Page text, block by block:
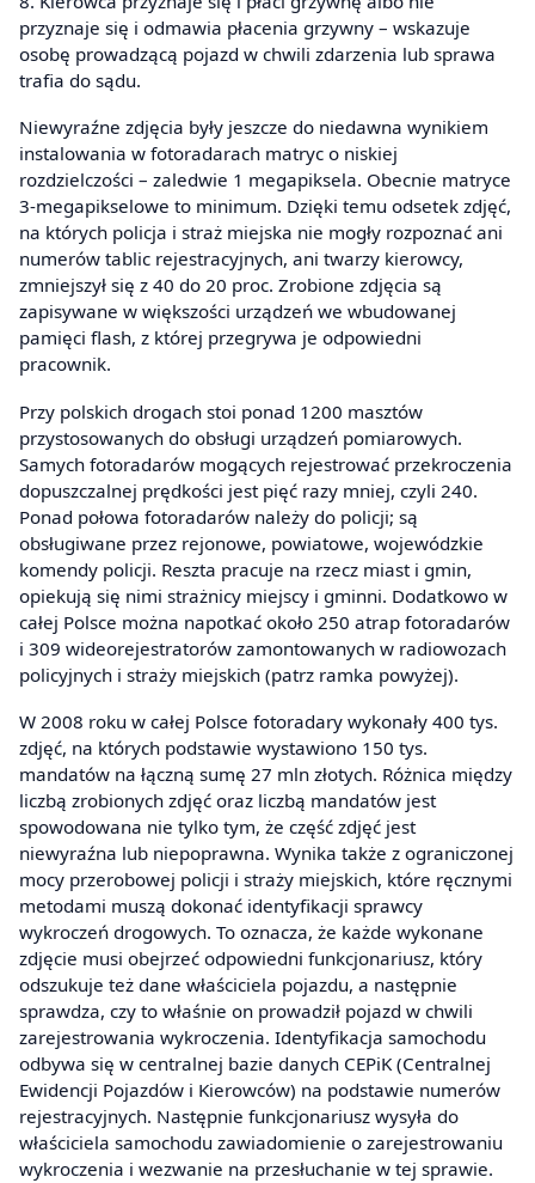
przyznaje się i odmawia płacenia grzywny – wskazuje
osobę prowadzącą pojazd w chwili zdarzenia lub sprawa
trafia do sądu.
Niewyraźne zdjęcia były jeszcze do niedawna wynikiem
instalowania w fotoradarach matryc o niskiej
rozdzielczości – zaledwie 1 megapiksela. Obecnie matryce
3-megapikselowe to minimum. Dzięki temu odsetek zdjęć,
na których policja i straż miejska nie mogły rozpoznać ani
numerów tablic rejestracyjnych, ani twarzy kierowcy,
zmniejszył się z 40 do 20 proc. Zrobione zdjęcia są
zapisywane w większości urządzeń we wbudowanej
pamięci flash, z której przegrywa je odpowiedni
pracownik.
Przy polskich drogach stoi ponad 1200 masztów
przystosowanych do obsługi urządzeń pomiarowych.
Samych fotoradarów mogących rejestrować przekroczenia
dopuszczalnej prędkości jest pięć razy mniej, czyli 240.
Ponad połowa fotoradarów należy do policji; są
obsługiwane przez rejonowe, powiatowe, wojewódzkie
komendy policji. Reszta pracuje na rzecz miast i gmin,
opiekują się nimi strażnicy miejscy i gminni. Dodatkowo w
całej Polsce można napotkać około 250 atrap fotoradarów
i 309 wideorejestratorów zamontowanych w radiowozach
policyjnych i straży miejskich (patrz ramka powyżej).
W 2008 roku w całej Polsce fotoradary wykonały 400 tys.
zdjęć, na których podstawie wystawiono 150 tys.
mandatów na łączną sumę 27 mln złotych. Różnica między
liczbą zrobionych zdjęć oraz liczbą mandatów jest
spowodowana nie tylko tym, że część zdjęć jest
niewyraźna lub niepoprawna. Wynika także z ograniczonej
mocy przerobowej policji i straży miejskich, które ręcznymi
metodami muszą dokonać identyfikacji sprawcy
wykroczeń drogowych. To oznacza, że każde wykonane
zdjęcie musi obejrzeć odpowiedni funkcjonariusz, który
odszukuje też dane właściciela pojazdu, a następnie
sprawdza, czy to właśnie on prowadził pojazd w chwili
zarejestrowania wykroczenia. Identyfikacja samochodu
odbywa się w centralnej bazie danych CEPiK (Centralnej
Ewidencji Pojazdów i Kierowców) na podstawie numerów
rejestracyjnych. Następnie funkcjonariusz wysyła do
właściciela samochodu zawiadomienie o zarejestrowaniu
wykroczenia i wezwanie na przesłuchanie w tej sprawie.